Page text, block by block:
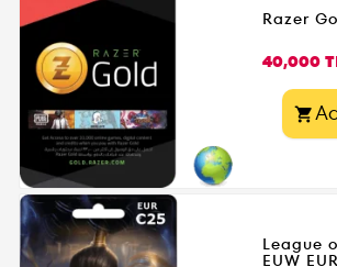
Razer
Prix
40,000

League
EUW